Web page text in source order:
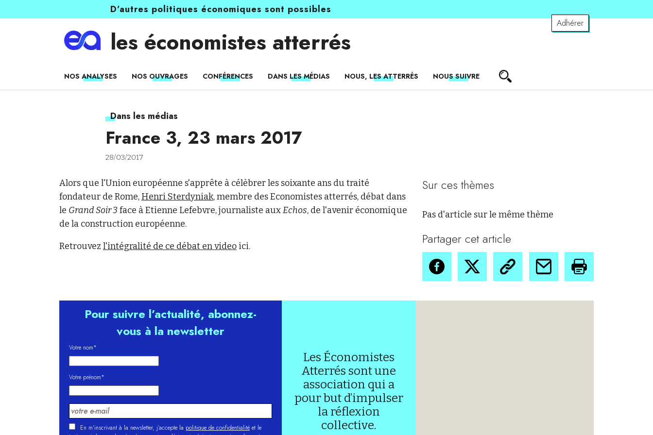
D’autres politiques économiques sont possibles
Adhérer
les économistes atterrés
NOS ANALYSES NOS OUVRAGES CONFÉRENCES DANS LES MÉDIAS NOUS, LES ATTERRÉS NOUS SUIVRE
Dans les médias
France 3, 23 mars 2017
28/03/2017
Alors que l'Union européenne s'apprête à célèbrer les soixante ans du traité
fondateur de Rome, Henri Sterdyniak, membre des Economistes atterrés, débat dans
le Grand Soir 3face à Etienne Lefebvre, journaliste auxEchos, de l'avenir économique
de la construction européenne.
Retrouvez l'intégralité de ce débat en video ici.
Sur ces thèmes
Pas d'article sur le même thème
Partager cet article
Pour suivre l’actualité, abonnez-
vous à la newsletter
Votre nom*
Votre prénom*
En m'inscrivant à la newsletter, j’accepte la politique de confidentialité et le
Les Économistes
Atterrés sont une
association qui a
pour but d’impulser
la réflexion
collective.